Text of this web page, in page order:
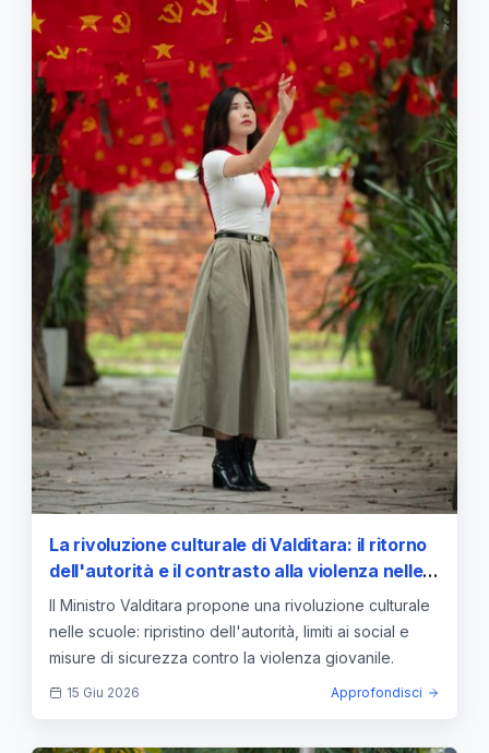
La rivoluzione culturale di Valditara: il ritorno
dell'autorità e il contrasto alla violenza nelle
scuole
Il Ministro Valditara propone una rivoluzione culturale
nelle scuole: ripristino dell'autorità, limiti ai social e
misure di sicurezza contro la violenza giovanile.
15 Giu 2026 Approfondisci